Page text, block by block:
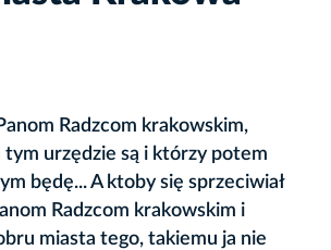
Radzcom krakowskim,
tym urzędzie są i którzy potem
będę... A ktoby się sprzeciwiał
Radzcom krakowskim i
miasta tego, takiemu ja nie